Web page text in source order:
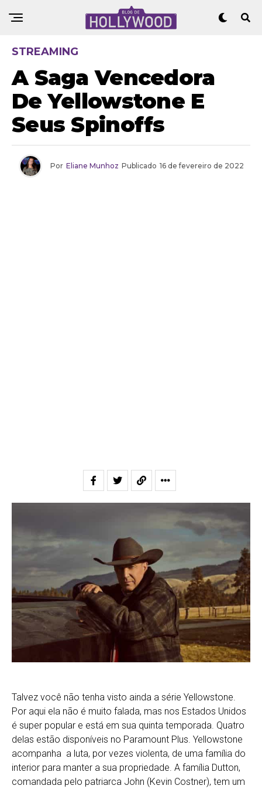
STREAMING
A Saga Vencedora
De Yellowstone E
Seus Spinoffs
Por Eliane Munhoz Publicado 16 de fevereiro de 2022
Talvez você não tenha visto ainda a série Yellowstone.
Por aqui ela não é muito falada, mas nos Estados Unidos
é super popular e está em sua quinta temporada. Quatro
delas estão disponíveis no Paramount Plus. Yellowstone
acompanha a luta, por vezes violenta, de uma família do
interior para manter a sua propriedade. A família Dutton,
comandada pelo patriarca John (Kevin Costner), tem um